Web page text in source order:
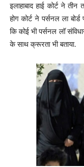
इलाहाबाद हाई कोर्ट ने
होग कोर्ट ने पर्सनल ला बोर्ड
कि कोई भी पर्सनल लॉ
के साथ क्रूरता भी बताया.